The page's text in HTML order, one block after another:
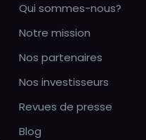
Qui sommes-nous?
Notre mission
Nos partenaires
Nos investisseurs
Revues de presse
Blog